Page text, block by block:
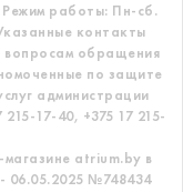
Режим работы: Пн-сб.
контакты
вопросам обращения
по защите
администрации
215-17-40, +375 17 215-
atrium.by в
06.05.2025 №748434